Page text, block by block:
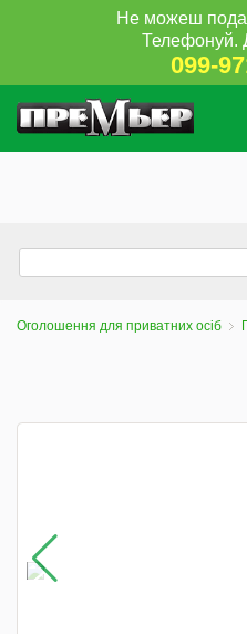
Не можеш
Телефонуй.
099-
Оголошення для приватних осіб